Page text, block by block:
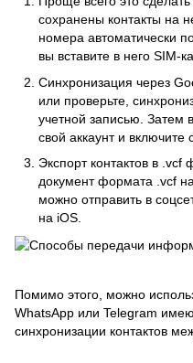
сохранены контакты на
номера автоматически
вы вставите в него SIM-
Синхронизация через
или проверьте,
учетной записью. Затем
свой аккаунт и включите
Экспорт контактов в
документ формата .vcf
можно отправить в
на iOS.
Помимо этого, можно
WhatsApp или Telegram
синхронизации контактов